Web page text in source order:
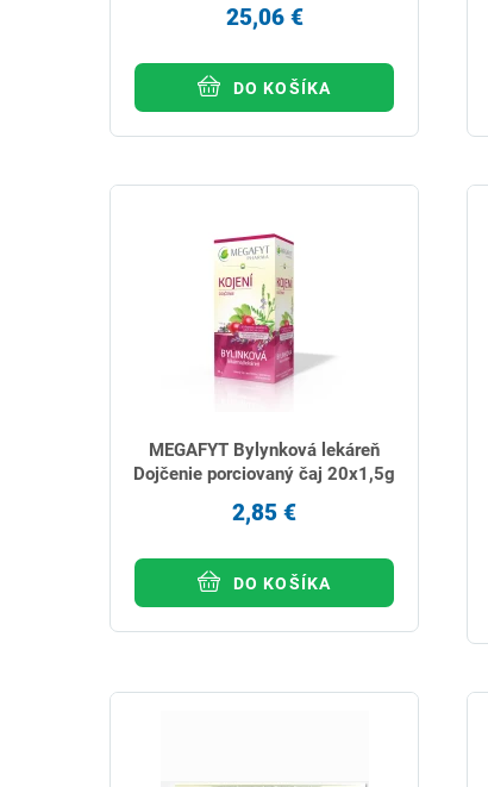
25,06 €
DO KOŠÍKA
MEGAFYT Bylynková lekáreň
Dojčenie porciovaný čaj 20x1,5g
2,85 €
DO KOŠÍKA